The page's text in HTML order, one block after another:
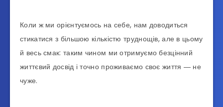
Коли ж ми орієнтуємось на себе, нам доводиться
стикатися з більшою кількістю труднощів, але в цьому
й весь смак: таким чином ми отримуємо безцінний
життєвий досвід і точно проживаємо своє життя ― не
чуже.